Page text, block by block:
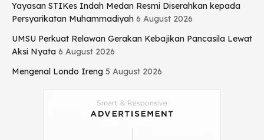
Yayasan STIKes Indah Medan Resmi Diserahkan kepada
Persyarikatan Muhammadiyah 6 August 2026
UMSU Perkuat Relawan Gerakan Kebajikan Pancasila Lewat
Aksi Nyata 6 August 2026
Mengenal Londo Ireng 5 August 2026